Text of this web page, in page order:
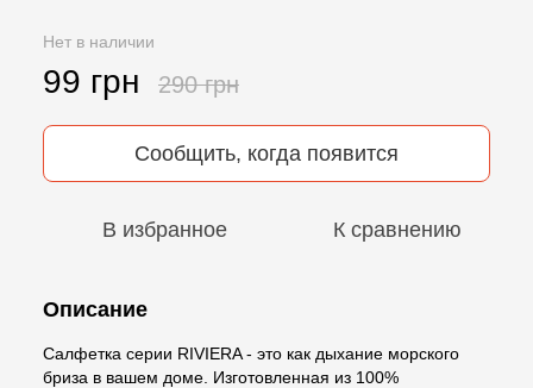
Нет в наличии
99 грн 290 грн
Сообщить, когда появится
В избранное К сравнению
Описание
Салфетка серии RIVIERA - это как дыхание морского
бриза в вашем доме. Изготовленная из 100%